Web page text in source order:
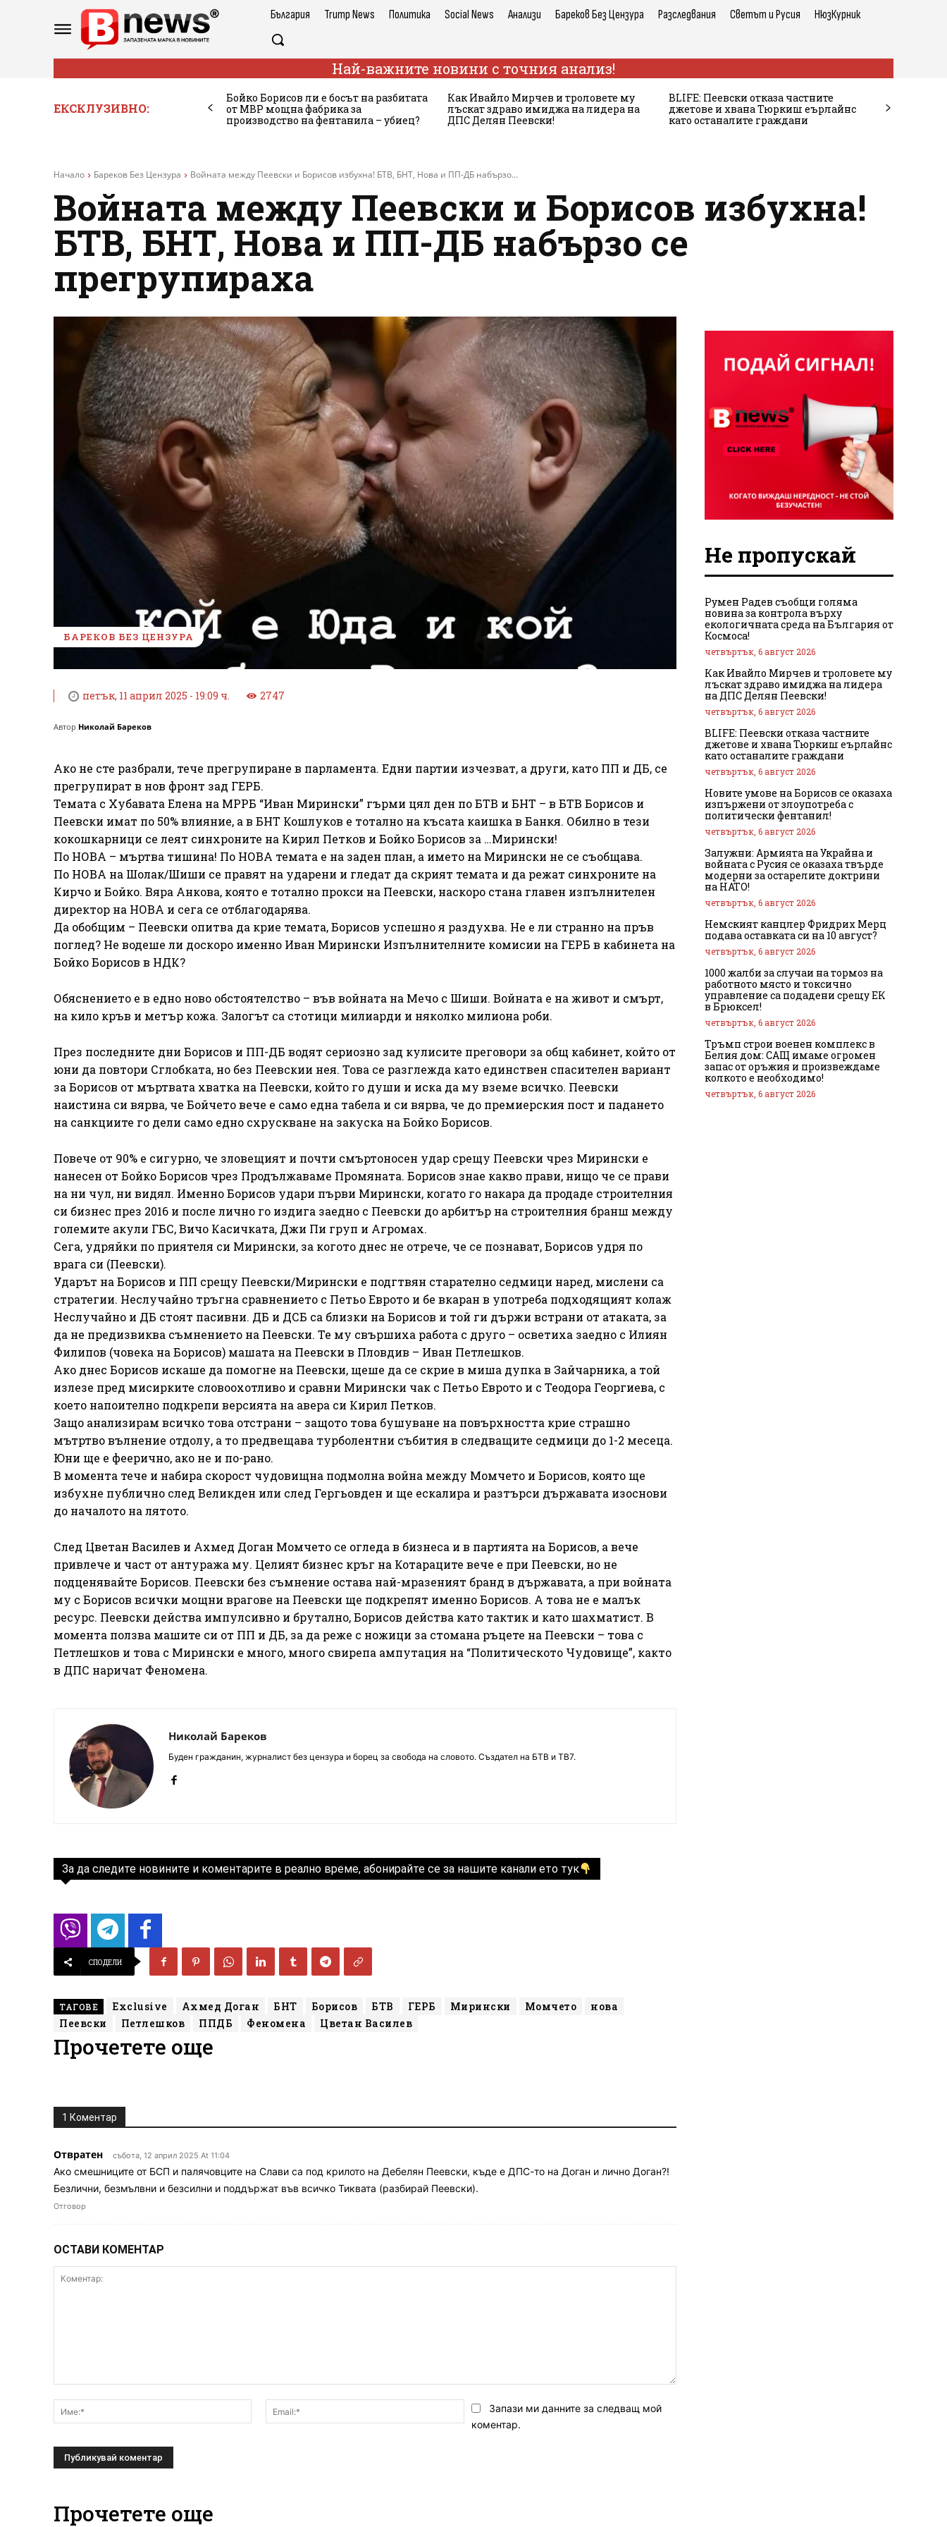
България Trump News Политика Social News Анализи Бареков Без Цензура Разследвания Светът и Русия НюзКурник
Най-важните новини с точния анализ!
ЕКСКЛУЗИВНО:
Бойко Борисов ли е босът на разбитата
от МВР мощна фабрика за
производство на фентанила – убиец?
Как Ивайло Мирчев и троловете му
лъскат здраво имиджа на лидера на
ДПС Делян Пеевски!
BLIFE: Пеевски отказа частните
джетове и хвана Тюркиш еърлайнс
като останалите граждани
Начало Бареков Без Цензура Войната между Пеевски и Борисов избухна! БТВ, БНТ, Нова и ПП-ДБ набързо...
Войната между Пеевски и Борисов избухна!
БТВ, БНТ, Нова и ПП-ДБ набързо се
прегрупираха
БАРЕКОВ БЕЗ ЦЕНЗУРА
петък, 11 април 2025 - 19:09 ч. 2747
Автор Николай Бареков
Ако не сте разбрали, тече прегрупиране в парламента. Едни партии изчезват, а други, като ПП и ДБ, се
прегрупират в нов фронт зад ГЕРБ.
Темата с Хубавата Елена на МРРБ “Иван Мирински” гърми цял ден по БТВ и БНТ – в БТВ Борисов и
Пеевски имат по 50% влияние, а в БНТ Кошлуков е тотално на късата каишка в Банкя. Обилно в тези
кокошкарници се леят синхроните на Кирил Петков и Бойко Борисов за …Мирински!
По НОВА – мъртва тишина! По НОВА темата е на заден план, а името на Мирински не се съобщава.
По НОВА на Шолак/Шиши се правят на ударени и гледат да скрият темата и да режат синхроните на
Кирчо и Бойко. Вяра Анкова, която е тотално прокси на Пеевски, наскоро стана главен изпълнителен
директор на НОВА и сега се отблагодарява.
Да обобщим – Пеевски опитва да крие темата, Борисов успешно я раздухва. Не е ли странно на пръв
поглед? Не водеше ли доскоро именно Иван Мирински Изпълнителните комисии на ГЕРБ в кабинета на
Бойко Борисов в НДК?
Обяснението е в едно ново обстоятелство – във войната на Мечо с Шиши. Войната е на живот и смърт,
на кило кръв и метър кожа. Залогът са стотици милиарди и няколко милиона роби.
През последните дни Борисов и ПП-ДБ водят сериозно зад кулисите преговори за общ кабинет, който от
юни да повтори Сглобката, но без Пеевскии нея. Това се разглежда като единствен спасителен вариант
за Борисов от мъртвата хватка на Пеевски, който го души и иска да му вземе всичко. Пеевски
наистина си вярва, че Бойчето вече е само една табела и си вярва, че до премиерския пост и падането
на санкциите го дели само едно схрускване на закуска на Бойко Борисов.
Повече от 90% е сигурно, че зловещият и почти смъртоносен удар срещу Пеевски чрез Мирински е
нанесен от Бойко Борисов чрез Продължаваме Промяната. Борисов знае какво прави, нищо че се прави
на ни чул, ни видял. Именно Борисов удари първи Мирински, когато го накара да продаде строителния
си бизнес през 2016 и после лично го издига заедно с Пеевски до арбитър на строителния бранш между
големите акули ГБС, Вичо Касичката, Джи Пи груп и Агромах.
Сега, удряйки по приятеля си Мирински, за когото днес не отрече, че се познават, Борисов удря по
врага си (Пеевски).
Ударът на Борисов и ПП срещу Пеевски/Мирински е подгтвян старателно седмици наред, мислени са
стратегии. Неслучайно тръгна сравнението с Петьо Еврото и бе вкаран в употреба подходящият колаж
Неслучайно и ДБ стоят пасивни. ДБ и ДСБ са близки на Борисов и той ги държи встрани от атаката, за
да не предизвиква съмнението на Пеевски. Те му свършиха работа с друго – осветиха заедно с Илиян
Филипов (човека на Борисов) машата на Пеевски в Пловдив – Иван Петлешков.
Ако днес Борисов искаше да помогне на Пеевски, щеше да се скрие в миша дупка в Зайчарника, а той
излезе пред мисирките словоохотливо и сравни Мирински чак с Петьо Еврото и с Теодора Георгиева, с
което напоително подкрепи версията на авера си Кирил Петков.
Защо анализирам всичко това отстрани – защото това бушуване на повърхността крие страшно
мътртво вълнение отдолу, а то предвещава турболентни събития в следващите седмици до 1-2 месеца.
Юни ще е феерично, ако не и по-рано.
В момента тече и набира скорост чудовищна подмолна война между Момчето и Борисов, която ще
избухне публично след Великден или след Гергьовден и ще ескалира и разтърси държавата изоснови
до началото на лятото.
След Цветан Василев и Ахмед Доган Момчето се огледа в бизнеса и в партията на Борисов, а вече
привлече и част от антуража му. Целият бизнес кръг на Котараците вече е при Пеевски, но не
подценявайте Борисов. Пеевски без съмнение остава най-мразеният бранд в държавата, а при войната
му с Борисов всички мощни врагове на Пеевски ще подкрепят именно Борисов. А това не е малък
ресурс. Пеевски действа импулсивно и брутално, Борисов действа като тактик и като шахматист. В
момента ползва машите си от ПП и ДБ, за да реже с ножици за стомана ръцете на Пеевски – това с
Петлешков и това с Мирински е много, много свирепа ампутация на “Политическото Чудовище”, както
в ДПС наричат Феномена.
Николай Бареков
Буден гражданин, журналист без цензура и борец за свобода на словото. Създател на БТВ и ТВ7.
За да следите новините и коментарите в реално време, абонирайте се за нашите канали ето тук
СПОДЕЛИ
ТАГОВЕ Exclusive Ахмед Доган БНТ Борисов БТВ ГЕРБ Мирински Момчето
нова
Пеевски
Петлешков ППДБ Феномена Цветан Василев
Прочетете още
1 Коментар
Отвратен събота, 12 април 2025 At 11:04
Ако смешниците от БСП и палячовците на Слави са под крилото на Дебелян Пеевски, къде е ДПС-то на Доган и лично Доган?!
Безлични, безмълвни и безсилни и поддържат във всичко Тиквата (разбирай Пеевски).
Отговор
ОСТАВИ КОМЕНТАР
Име:*
Email:*Запази ми данните за следващ мой
коментар.
Не пропускай
Румен Радев съобщи голяма
новина за контрола върху
екологичната среда на България от
Космоса!
четвъртък, 6 август 2026
Как Ивайло Мирчев и троловете му
лъскат здраво имиджа на лидера
на ДПС Делян Пеевски!
четвъртък, 6 август 2026
BLIFE: Пеевски отказа частните
джетове и хвана Тюркиш еърлайнс
като останалите граждани
четвъртък, 6 август 2026
Новите умове на Борисов се оказаха
изпържени от злоупотреба с
политически фентанил!
четвъртък, 6 август 2026
Залужни: Армията на Украйна и
войната с Русия се оказаха твърде
модерни за остарелите доктрини
на НАТО!
четвъртък, 6 август 2026
Немският канцлер Фридрих Мерц
подава оставката си на 10 август?
четвъртък, 6 август 2026
1000 жалби за случаи на тормоз на
работното място и токсично
управление са подадени срещу ЕК
в Брюксел!
четвъртък, 6 август 2026
Тръмп строи военен комплекс в
Белия дом: САЩ имаме огромен
запас от оръжия и произвеждаме
колкото е необходимо!
четвъртък, 6 август 2026
Прочетете още